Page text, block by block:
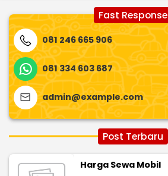
Fast Response
081 246 665 906
081 334 603 687
admin@example.com
Post Terbaru
Harga Sewa Mobil